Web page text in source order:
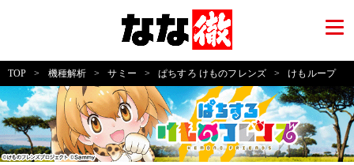
TOP > 機種解析 > サミー > ぱちすろ けものフレンズ > けもループ